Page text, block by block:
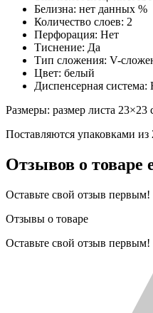
Белизна: нет данных %
Количество слоев: 2
Перфорация: Нет
Тиснение: Да
Тип сложения: V-
Цвет: белый
Диспенсерная система:
Размеры: размер листа 23×23
Поставляются упаковками из
Отзывов о товаре
Оставьте свой отзыв первым!
Отзывы о товаре
Оставьте свой отзыв первым!